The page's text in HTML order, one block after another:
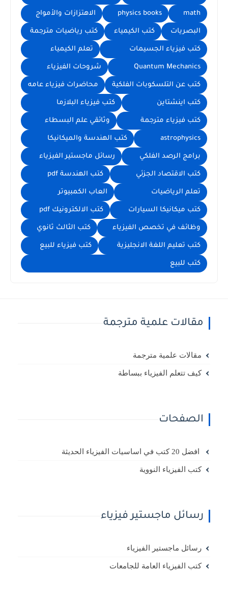
math
physics books الاهتزازات والأمواج
البصريات كتب الكيمياء كتب رياضيات مترجمة
كتب فيزياء الجسيمات تعلم الكيمياء
Quantum Mechanics شروحات الفيزياء
كتب عن التلسكوبات الفلكية محاضرات فيزياء عامه
كتب اينشتاين كتب فيزياء البلازما
كتب فيزياء مترجمة وثائقي علم البسطاء
astrophysics كتب الهندسة والميكانيكا
برامج الرصد الفلكي رسائل ماجستير الفيزياء
كتب الاقتصاد الجزئي كتب الهندسة pdf
تعلم الرياضيات العاب الكمبيوتر
كتب ميكانيكا السيارات كتب الالكترونيك pdf
وظائف في تخصص الفيزياء كتب الثالث ثانوي
كتب تعليم اللغة الانجليزية كتب فيزياء للبيع
كتب للبيع
مقالات علمية مترجمة
مقالات علمية مترجمة
كيف تتعلم الفيزياء ببساطة
الصفحات
افضل 20 كتب في اساسيات الفيزياء الحديثة
كتب الفيزياء النووية
رسائل ماجستير فيزياء
رسائل ماجستير الفيزياء
كتب الفيزياء العامة للجامعات